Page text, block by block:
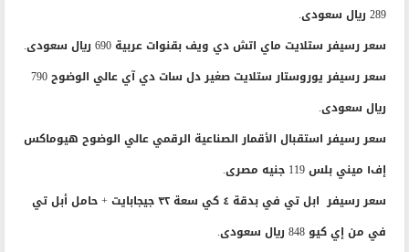
289 ريال سعودى.
سعر رسيفر ستلايت ماي اتش دي ويف بقنوات عربية 690 ريال سعودى.
سعر رسيفر يوروستار ستلايت صغير دل سات دي آي عالي الوضوح 790
ريال سعودى.
سعر رسيفر استقبال الأقمار الصناعية الرقمي عالي الوضوح هيوماكس
إف١ ميني بلس 119 جنيه مصرى.
سعر رسيفر ابل تي في بدقة ٤ كي سعة ٣٢ جيجابايت + حامل أبل تي
في من إي كيو 848 ريال سعودى.